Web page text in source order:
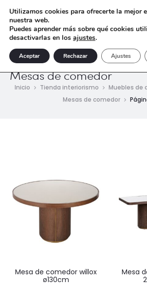
Mesas de comedor
Inicio Tienda interiorismo Muebles de
Mesas de comedor
mesa de comedor willox
ø130cm
mesa de comedor willox
Utilizamos cookies para ofrecerte la mejor
nuestra web.
Puedes aprender más sobre qué cookies
desactivarlas en los ajustes.
Aceptar Rechazar Ajustes